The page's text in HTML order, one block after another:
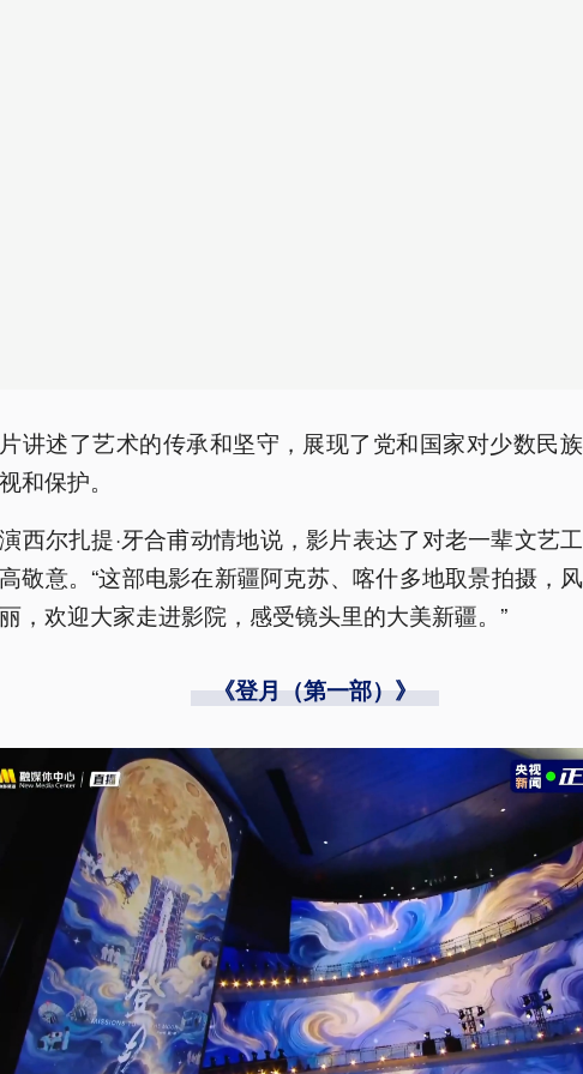
讲述了艺术的传承和坚守，展现了党和国家对少数民
和保护。
西尔扎提·牙合甫动情地说，影片表达了对老一辈文艺
敬意。“这部电影在新疆阿克苏、喀什多地取景拍摄，
，欢迎大家走进影院，感受镜头里的大美新疆。”
《登月（第一部）》